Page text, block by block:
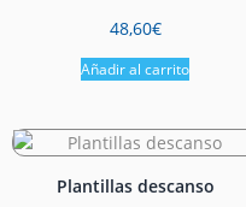
48,60€
Añadir al carrito
Plantillas descanso